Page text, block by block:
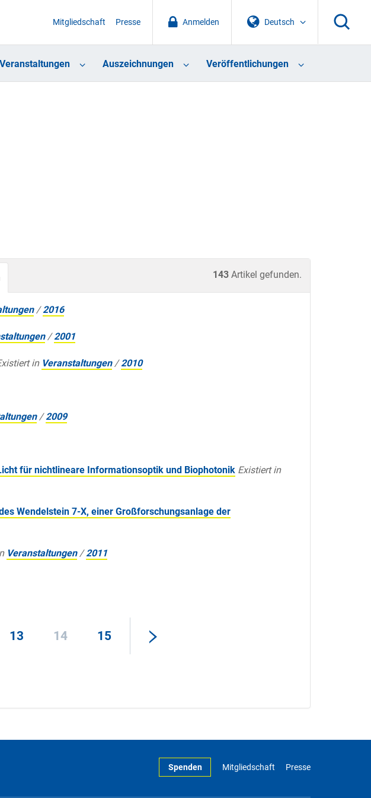
Deutsch
Anmelden
Mitgliedschaft Presse
Veranstaltungen Auszeichnungen Veröffentlichungen
143 Artikel gefunden.
/2016
/2001
in Veranstaltungen /2010
/2009
für nichtlineare Informationsoptik und Biophotonik Existiert in
Wendelstein 7-X, einer Großforschungsanlage der
Veranstaltungen /2011
13 14 15
Spenden Mitgliedschaft Presse